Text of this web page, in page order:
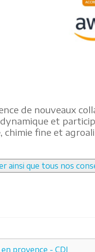
de nouveaux
dynamique et
chimie fine et
que tous nos
provence - CDI